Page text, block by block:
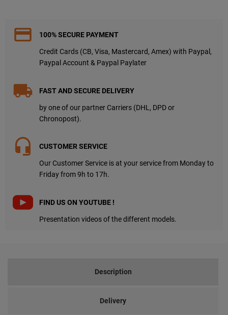
100% SECURE PAYMENT
Credit Cards (CB, Visa, Mastercard, Amex) with Paypal,
Paypal Account & Paypal Paylater
FAST AND SECURE DELIVERY
by one of our partner Carriers (DHL, DPD or
Chronopost).
CUSTOMER SERVICE
Our Customer Service is at your service from Monday to
Friday from 9h to 17h.
FIND US ON YOUTUBE !
Presentation videos of the different models.
Description
Delivery